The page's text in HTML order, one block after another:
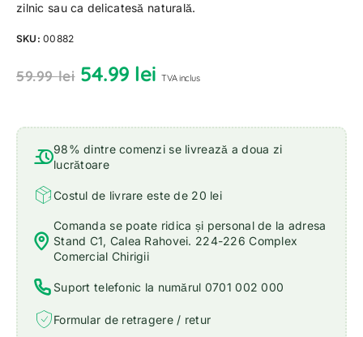
zilnic sau ca delicatesă naturală.
SKU:00882
59.99lei 54.99 lei TVA inclus
98% dintre comenzi se livrează a doua zi
lucrătoare
Costul de livrare este de 20 lei
Comanda se poate ridica și personal de la adresa
Stand C1, Calea Rahovei. 224-226 Complex
Comercial Chirigii
Suport telefonic la numărul 0701 002 000
Formular de retragere / retur